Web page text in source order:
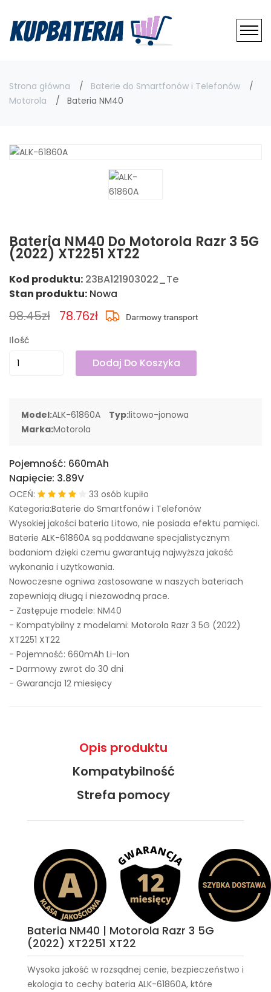
Strona główna
Baterie do Smartfonów i Telefonów
Motorola
Bateria NM40
Bateria NM40 Do Motorola Razr 3 5G
(2022) XT2251 XT22
Kod produktu: 23BA121903022_Te
Stan produktu: Nowa
98.45zł 78.76zł
Ilość
Dodaj Do Koszyka
Model:ALK-61860A Typ:litowo-jonowa
Marka:Motorola
Pojemność: 660mAh
Napięcie: 3.89V
OCEŃ:
33 osób kupiło
Kategoria:Baterie do Smartfonów i Telefonów
Wysokiej jakości bateria Litowo, nie posiada efektu pamięci.
Baterie ALK-61860A są poddawane specjalistycznym
badaniom dzięki czemu gwarantują najwyższa jakość
wykonania i użytkowania.
Nowoczesne ogniwa zastosowane w naszych bateriach
zapewniają długą i niezawodną prace.
- Zastępuje modele: NM40
- Kompatybilny z modelami: Motorola Razr 3 5G (2022)
XT2251 XT22
- Pojemność: 660mAh Li-Ion
- Darmowy zwrot do 30 dni
- Gwarancja 12 miesięcy
Opis produktu
Kompatybilność
Strefa pomocy
Bateria NM40 | Motorola Razr 3 5G
(2022) XT2251 XT22
Wysoka jakość w rozsądnej cenie, bezpieczeństwo i
ekologia to cechy bateria ALK-61860A, które